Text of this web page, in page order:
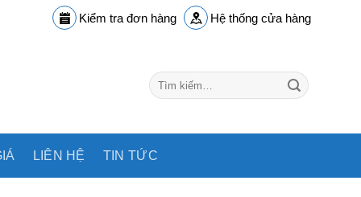
Kiểm tra đơn hàng Hệ thống cửa hàng
Tìm
kiếm:
LIÊN HỆ TIN TỨC